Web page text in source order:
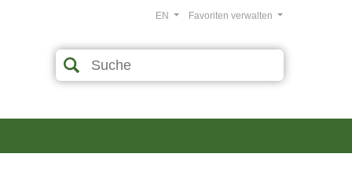
Favoriten verwalten
EN